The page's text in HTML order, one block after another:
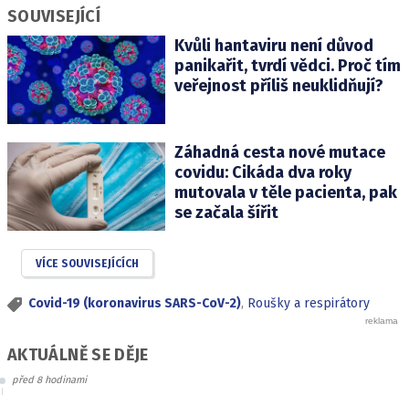
SOUVISEJÍCÍ
Kvůli hantaviru není důvod
panikařit, tvrdí vědci. Proč tím
veřejnost příliš neuklidňují?
Záhadná cesta nové mutace
covidu: Cikáda dva roky
mutovala v těle pacienta, pak
se začala šířit
VÍCE SOUVISEJÍCÍCH
Covid-19 (koronavirus SARS-CoV-2), Roušky a respirátory
AKTUÁLNĚ SE DĚJE
před 8 hodinami